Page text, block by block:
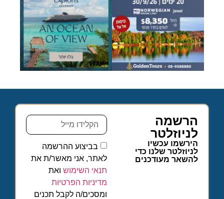
הרשמה
לניוזלטר
הירשמו עכשיו
לניוזלטר שלנו כדי
להשאר מעודכנים
בביצוע ההרשמה
לאתר, אני מאשר/ת את
תנאי השימוש ואת
מדיניות הפרטיות
ומסכים/ה לקבל תכנים